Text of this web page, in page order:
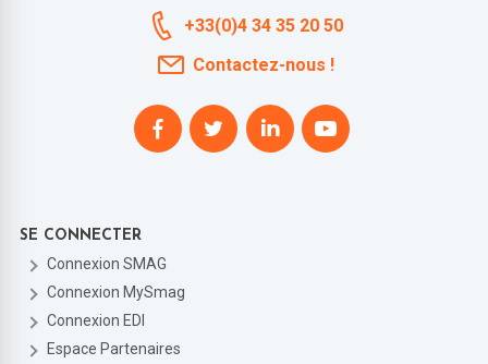
+33(0)4 34 35 20 50
Contactez-nous !
SE CONNECTER
Connexion SMAG
Connexion MySmag
Connexion EDI
Espace Partenaires